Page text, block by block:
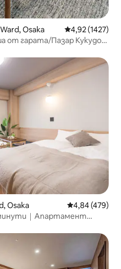
Osaka Средна
4,92 (1427)
от гарата/Пазар Кукудо/
с две големи легла
Osaka Средна
4,84 (479)
｜Апартамент